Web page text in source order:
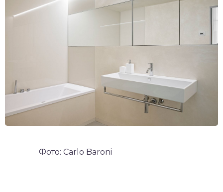
Фото: Carlo Baroni